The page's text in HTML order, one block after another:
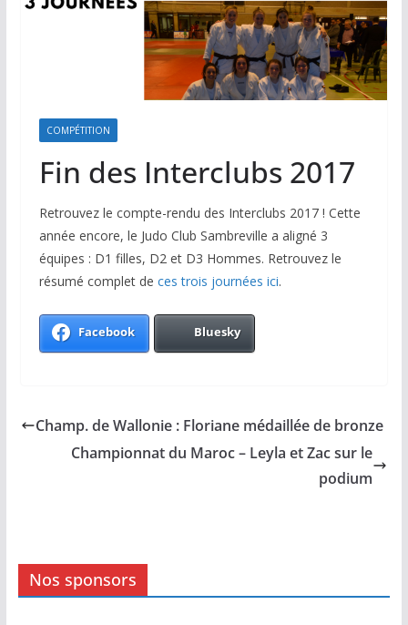
COMPÉTITION
Fin des Interclubs 2017
Retrouvez le compte-rendu des Interclubs 2017 ! Cette
année encore, le Judo Club Sambreville a aligné 3
équipes : D1 filles, D2 et D3 Hommes. Retrouvez le
résumé complet de ces trois journées ici.
Facebook Bluesky
Champ. de Wallonie : Floriane médaillée de bronze
Championnat du Maroc – Leyla et Zac sur le
podium
Nos sponsors